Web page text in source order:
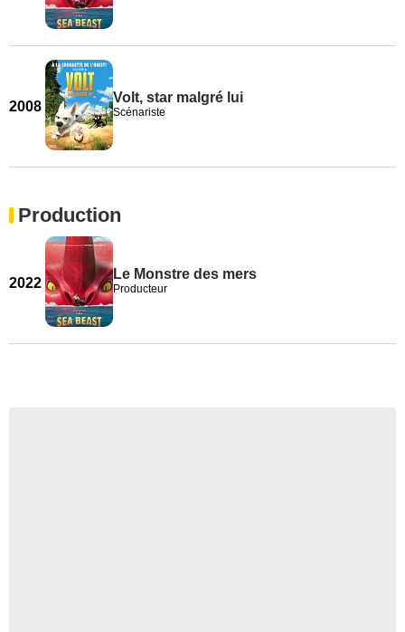
2008
Volt, star malgré lui
Scénariste
Production
2022
Le Monstre des mers
Producteur